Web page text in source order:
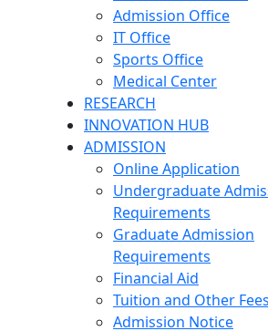
Admission Office
IT Office
Sports Office
Medical Center
RESEARCH
INNOVATION HUB
ADMISSION
Online Application
Undergraduate
Requirements
Graduate Admission
Requirements
Financial Aid
Tuition and Other Fees
Admission Notice